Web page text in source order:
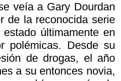
veía a Gary Dourdan
de la reconocida serie
estado últimamente en
polémicas. Desde su
de drogas, el año
a su entonces novia,